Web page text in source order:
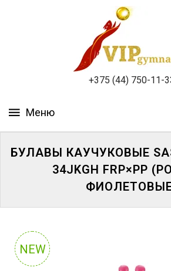
+375 (44) 750-11-
ЗАБЫЛИ
БУЛАВЫ КАУЧУКОВЫЕ
34JKGH FRP×PP
NEW